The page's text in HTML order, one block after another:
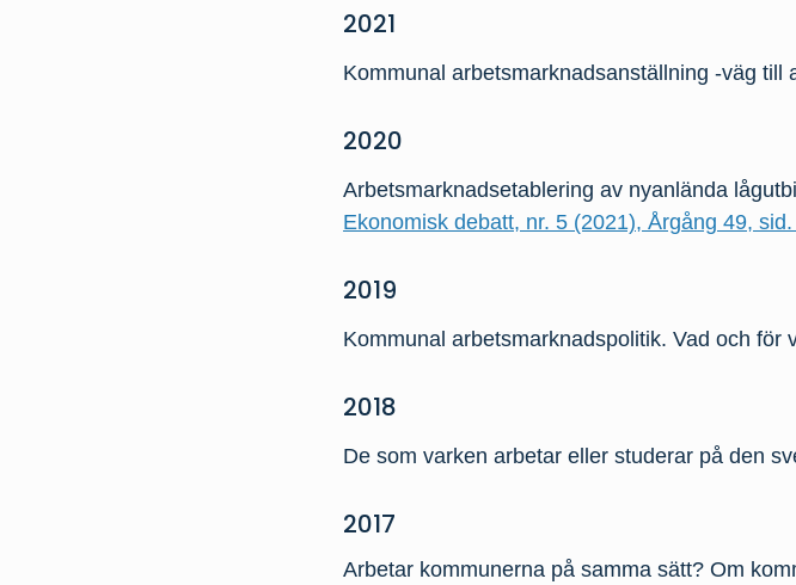
2021
Kommunal arbetsmarknadsanställning -väg till
2020
Arbetsmarknadsetablering av nyanlända
Ekonomisk debatt, nr. 5 (2021), Årgång 49,
2019
Kommunal arbetsmarknadspolitik. Vad och för
2018
De som varken arbetar eller studerar på den
2017
Arbetar kommunerna på samma sätt? Om